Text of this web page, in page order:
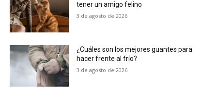
tener un amigo felino
3 de agosto de 2026
¿Cuáles son los mejores guantes para
hacer frente al frío?
3 de agosto de 2026